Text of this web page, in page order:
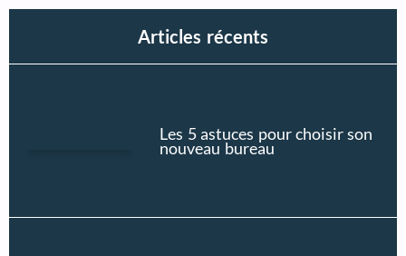
Articles récents
Les 5 astuces pour choisir son
nouveau bureau